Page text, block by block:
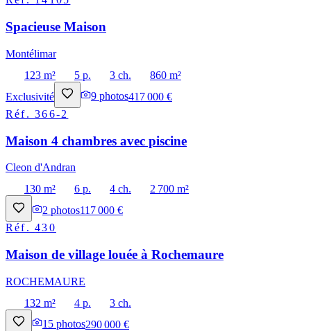
Spacieuse Maison
Montélimar
123 m²
5 p. 3 ch.
860 m²
Exclusivité
9 photos417 000 €
Réf.366-2
Maison 4 chambres avec piscine
Cleon d'Andran
130 m²
6 p. 4 ch.
2 700 m²
2 photos117 000 €
Réf.430
Maison de village louée à Rochemaure
ROCHEMAURE
132 m²
4 p.
3 ch.
15 photos290 000 €